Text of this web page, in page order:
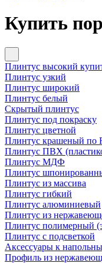
Купить
Плинтус высокий
Плинтус узкий
Плинтус широкий
Плинтус белый
Скрытый плинтус
Плинтус под покраску
Плинтус цветной
Плинтус крашеный по
Плинтус ПВХ
Плинтус МДФ
Плинтус
Плинтус из массива
Плинтус гибкий
Плинтус алюминиевый
Плинтус из
Плинтус полимерный
Плинтус с подсветкой
Аксессуары к
Профиль из